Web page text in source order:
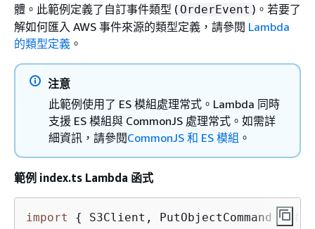
體。此範例定義了自訂事件類型 ( OrderEvent )。若要了
解如何匯入 AWS 事件來源的類型定義，請參閱 Lambda
的類型定義 。
注意
此範例使用了 ES 模組處理常式。Lambda 同時
支援 ES 模組與 CommonJS 處理常式。如需詳
細資訊，請參閱CommonJS 和 ES 模組 。
範例 index.ts Lambda 函式
import { S3Client, PutObjectCommand }